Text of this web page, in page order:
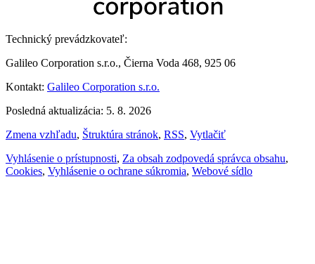
Technický prevádzkovateľ:
Galileo Corporation s.r.o., Čierna Voda 468, 925 06
Kontakt: Galileo Corporation s.r.o.
Posledná aktualizácia: 5. 8. 2026
Zmena vzhľadu, Štruktúra stránok, RSS, Vytlačiť
Vyhlásenie o prístupnosti, Za obsah zodpovedá správca obsahu,
Cookies, Vyhlásenie o ochrane súkromia, Webové sídlo